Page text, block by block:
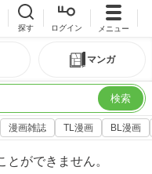
探す ログイン メニュー
マンガ
検索
漫画雑誌 TL漫画 BL漫画
ができません。